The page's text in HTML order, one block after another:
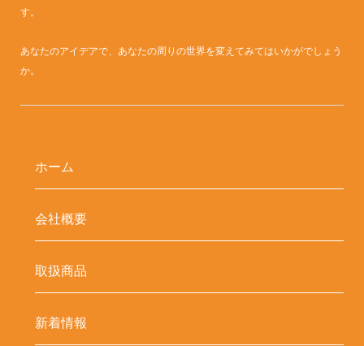
す。
あなたのアイデアで、あなたの周りの世界を変えてみてはいかがでしょう
か。
ホーム
会社概要
取扱商品
新着情報